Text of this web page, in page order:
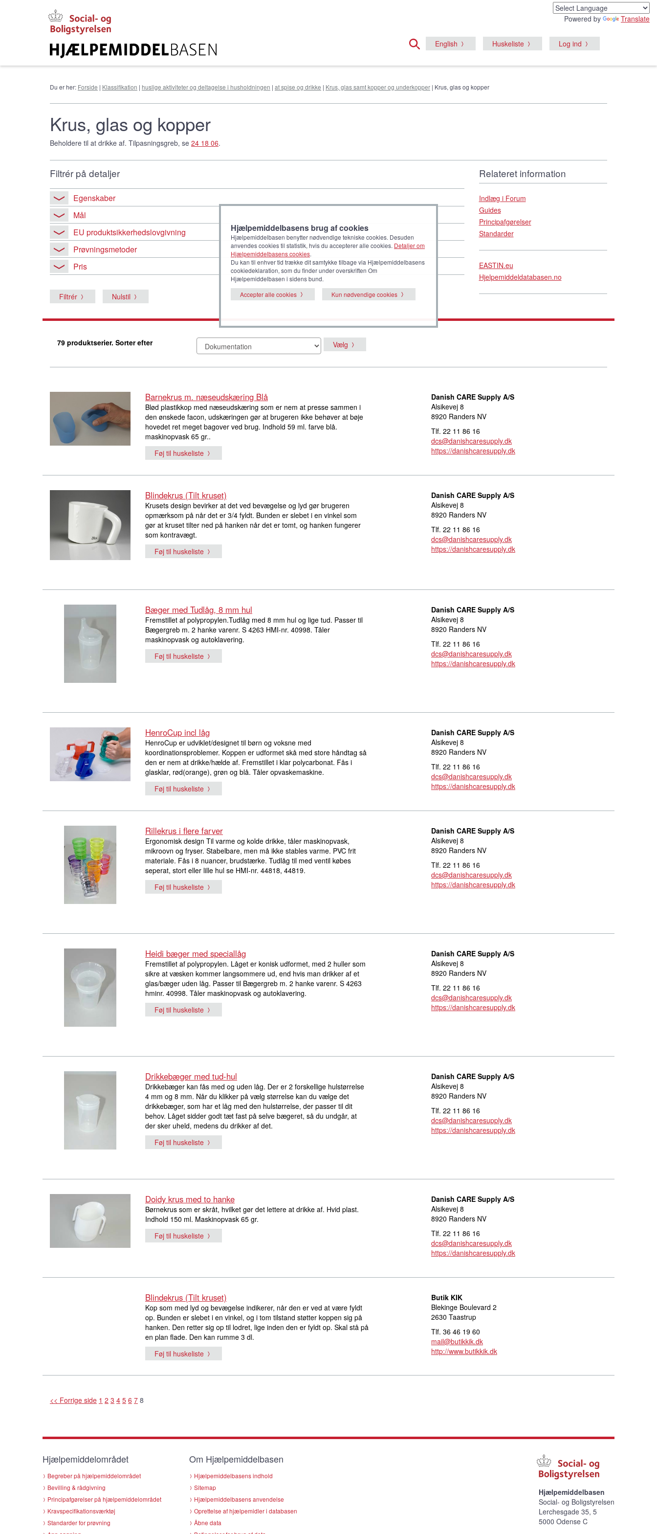
Powered by Translate
English Huskeliste Log ind
Du er her: Forside | Klassifikation | huslige aktiviteter og deltagelse i husholdningen | at spise og drikke | Krus, glas samt kopper og underkopper | Krus, glas og kopper
Krus, glas og kopper
Beholdere til at drikke af. Tilpasningsgreb, se 24 18 06.
Filtrér på detaljer
Egenskaber
Mål
EU produktsikkerhedslovgivning
Prøvningsmetoder
Pris
Filtrér Nulstil
Relateret information
Indlæg i Forum
Guides
Principafgørelser
Standarder
EASTIN.eu
Hjelpemiddeldatabasen.no
79 produktserier. Sorter efter Vælg
Barnekrus m. næseudskæring Blå
Blød plastikkop med næseudskæring som er nem at presse sammen i
den ønskede facon, udskæringen gør at brugeren ikke behøver at bøje
hovedet ret meget bagover ved brug. Indhold 59 ml. farve blå.
maskinopvask 65 gr..
Føj til huskeliste
Danish CARE Supply A/S
Alsikevej 8
8920 Randers NV
Tlf. 22 11 86 16
dcs@danishcaresupply.dk
https://danishcaresupply.dk
Blindekrus (Tilt kruset)
Krusets design bevirker at det ved bevægelse og lyd gør brugeren
opmærksom på når det er 3/4 fyldt. Bunden er slebet i en vinkel som
gør at kruset tilter ned på hanken når det er tomt, og hanken fungerer
som kontravægt.
Føj til huskeliste
Danish CARE Supply A/S
Alsikevej 8
8920 Randers NV
Tlf. 22 11 86 16
dcs@danishcaresupply.dk
https://danishcaresupply.dk
Bæger med Tudlåg, 8 mm hul
Fremstillet af polypropylen.Tudlåg med 8 mm hul og lige tud. Passer til
Bægergreb m. 2 hanke varenr. S 4263 HMI-nr. 40998. Tåler
maskinopvask og autoklavering.
Føj til huskeliste
Danish CARE Supply A/S
Alsikevej 8
8920 Randers NV
Tlf. 22 11 86 16
dcs@danishcaresupply.dk
https://danishcaresupply.dk
HenroCup incl låg
HenroCup er udviklet/designet til børn og voksne med
koordinationsproblemer. Koppen er udformet skå med store håndtag så
den er nem at drikke/hælde af. Fremstillet i klar polycarbonat. Fås i
glasklar, rød(orange), grøn og blå. Tåler opvaskemaskine.
Føj til huskeliste
Danish CARE Supply A/S
Alsikevej 8
8920 Randers NV
Tlf. 22 11 86 16
dcs@danishcaresupply.dk
https://danishcaresupply.dk
Rillekrus i flere farver
Ergonomisk design Til varme og kolde drikke, tåler maskinopvask,
mikroovn og fryser. Stabelbare, men må ikke stables varme. PVC frit
materiale. Fås i 8 nuancer, brudstærke. Tudlåg til med ventil købes
seperat, stort eller lille hul se HMI-nr. 44818, 44819.
Føj til huskeliste
Danish CARE Supply A/S
Alsikevej 8
8920 Randers NV
Tlf. 22 11 86 16
dcs@danishcaresupply.dk
https://danishcaresupply.dk
Heidi bæger med speciallåg
Fremstillet af polypropylen. Låget er konisk udformet, med 2 huller som
sikre at væsken kommer langsommere ud, end hvis man drikker af et
glas/bæger uden låg. Passer til Bægergreb m. 2 hanke varenr. S 4263
hminr. 40998. Tåler maskinopvask og autoklavering.
Føj til huskeliste
Danish CARE Supply A/S
Alsikevej 8
8920 Randers NV
Tlf. 22 11 86 16
dcs@danishcaresupply.dk
https://danishcaresupply.dk
Drikkebæger med tud-hul
Drikkebæger kan fås med og uden låg. Der er 2 forskellige hulstørrelse
4 mm og 8 mm. Når du klikker på vælg størrelse kan du vælge det
drikkebæger, som har et låg med den hulstørrelse, der passer til dit
behov. Låget sidder godt tæt fast på selve bægeret, så du undgår, at
der sker uheld, medens du drikker af det.
Føj til huskeliste
Danish CARE Supply A/S
Alsikevej 8
8920 Randers NV
Tlf. 22 11 86 16
dcs@danishcaresupply.dk
https://danishcaresupply.dk
Doidy krus med to hanke
Børnekrus som er skråt, hvilket gør det lettere at drikke af. Hvid plast.
Indhold 150 ml. Maskinopvask 65 gr.
Føj til huskeliste
Danish CARE Supply A/S
Alsikevej 8
8920 Randers NV
Tlf. 22 11 86 16
dcs@danishcaresupply.dk
https://danishcaresupply.dk
Blindekrus (Tilt kruset)
Kop som med lyd og bevægelse indikerer, når den er ved at være fyldt
op. Bunden er slebet i en vinkel, og i tom tilstand støtter koppen sig på
hanken. Den retter sig op til lodret, lige inden den er fyldt op. Skal stå på
en plan flade. Den kan rumme 3 dl.
Føj til huskeliste
Butik KIK
Blekinge Boulevard 2
2630 Taastrup
Tlf. 36 46 19 60
mail@butikkik.dk
http://www.butikkik.dk
<< Forrige side 1 2 3 4 5 6 7 8
Hjælpemiddelområdet
Begreber på hjælpemiddelområdet
Bevilling & rådgivning
Principafgørelser på hjælpemiddelområdet
Kravspecifikationsværktøj
Standarder for prøvning
Om Hjælpemiddelbasen
Hjælpemiddelbasens indhold
Sitemap
Hjælpemiddelbasens anvendelse
Oprettelse af hjælpemidler i databasen
Åbne data
Hjælpemiddelbasen
Social- og Boligstyrelsen
Lerchesgade 35, 5
5000 Odense C
Hjælpemiddelbasens brug af cookies
Hjælpemiddelbasen benytter nødvendige tekniske cookies. Desuden
anvendes cookies til statistik, hvis du accepterer alle cookies. Detaljer om
Hjælpemiddelbasens cookies.
Du kan til enhver tid trække dit samtykke tilbage via Hjælpemiddelbasens
cookiedeklaration, som du finder under overskriften Om
Hjælpemiddelbasen i sidens bund.
Accepter alle cookies
Kun nødvendige cookies